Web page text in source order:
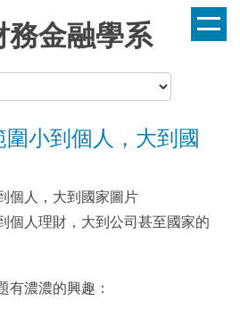
務金融學系
小到個人，大到國
個人理財，大到公司甚至國家的
有濃濃的興趣：